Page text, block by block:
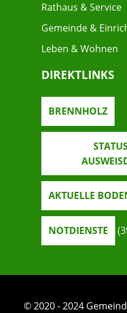
Rathaus & Service
Gemeinde &
Leben & Wohnen
DIREKTLINKS
BRENNHOLZ
AKTUELLE
NOTDIENSTE
© 2020 - 2024